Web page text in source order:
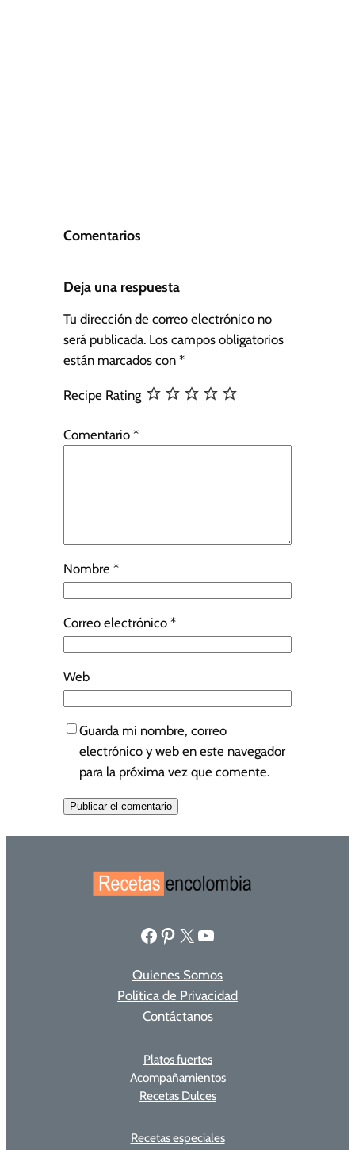
Comentarios
Deja una respuesta
Tu dirección de correo electrónico no
será publicada. Los campos obligatorios
están marcados con *
Recipe Rating
Comentario *
Nombre *
Correo electrónico *
Web
Guarda mi nombre, correo
electrónico y web en este navegador
para la próxima vez que comente.
Facebook Pinterest X YouTube
Quienes Somos
Política de Privacidad
Contáctanos
Platos fuertes
Acompañamientos
Recetas Dulces
Recetas especiales